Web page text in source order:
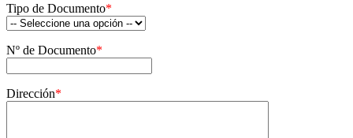
Tipo de Documento*
Nº de Documento*
Dirección*